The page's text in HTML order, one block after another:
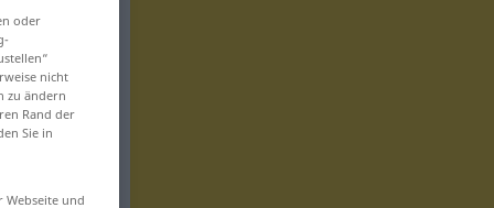
oder
nicht
zu ändern
Rand der
Sie in
und